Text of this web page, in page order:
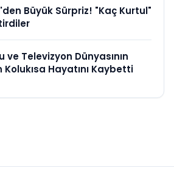
Büyük Sürpriz! "Kaç Kurtul"
ve Televizyon Dünyasının
Hayatını Kaybetti